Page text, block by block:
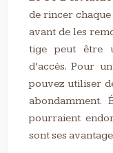
de rincer chaque
avant de les
tige peut être
d’accès. Pour
pouvez utiliser
abondamment.
pourraient
sont ses